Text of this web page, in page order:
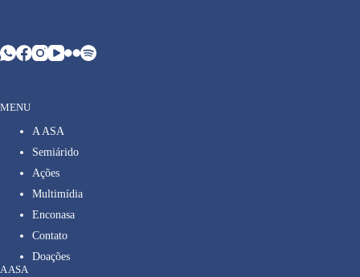
MENU
A ASA
Semiárido
Ações
Multimídia
Enconasa
Contato
Doações
A ASA